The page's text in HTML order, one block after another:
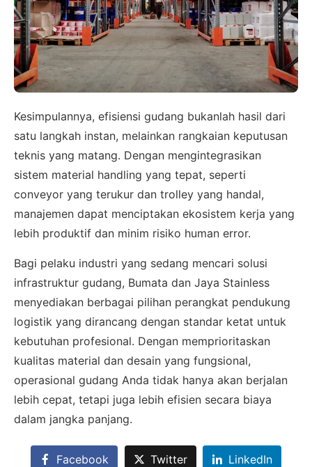
Kesimpulannya, efisiensi gudang bukanlah hasil dari
satu langkah instan, melainkan rangkaian keputusan
teknis yang matang. Dengan mengintegrasikan
sistem material handling yang tepat, seperti
conveyor yang terukur dan trolley yang handal,
manajemen dapat menciptakan ekosistem kerja yang
lebih produktif dan minim risiko human error.
Bagi pelaku industri yang sedang mencari solusi
infrastruktur gudang, Bumata dan Jaya Stainless
menyediakan berbagai pilihan perangkat pendukung
logistik yang dirancang dengan standar ketat untuk
kebutuhan profesional. Dengan memprioritaskan
kualitas material dan desain yang fungsional,
operasional gudang Anda tidak hanya akan berjalan
lebih cepat, tetapi juga lebih efisien secara biaya
dalam jangka panjang.
Facebook Twitter LinkedIn
SALES ASSISTANCE
Hubungi Tim Sales
Konsultasikan kebutuhan proyek Anda, dapatkan
estimasi cepat via WhatsApp.
Admin 1
6281310045708